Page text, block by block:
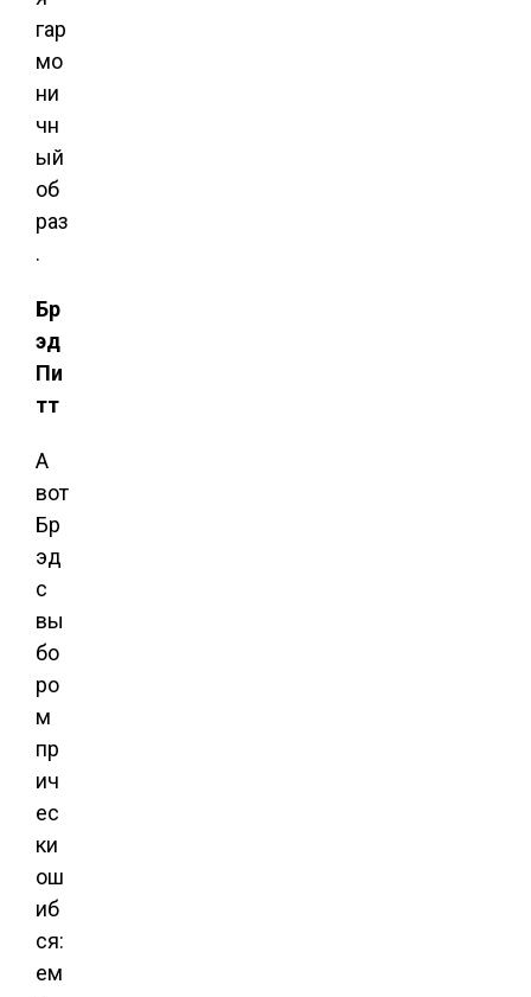
гар
мо
ни
чн
ый
об
раз
.
Бр
эд
Пи
тт
А
вот
Бр
эд
с
вы
бо
ро
м
пр
ич
ес
ки
ош
иб
ся:
ем